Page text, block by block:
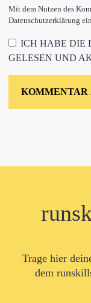
Mit dem Nutzen des
Datenschutzerklärung
ICH HABE DIE
GELESEN UND
Trage hier
dem